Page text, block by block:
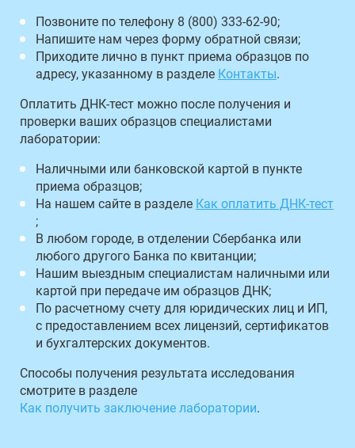
Позвоните по телефону 8 (800) 333-62-90;
Напишите нам через форму обратной связи;
Приходите лично в пункт приема образцов по
адресу, указанному в разделе Контакты.
Оплатить ДНК-тест можно после получения и
проверки ваших образцов специалистами
лаборатории:
Наличными или банковской картой в пункте
приема образцов;
На нашем сайте в разделе Как оплатить ДНК-тест
;
В любом городе, в отделении Сбербанка или
любого другого Банка по квитанции;
Нашим выездным специалистам наличными или
картой при передаче им образцов ДНК;
По расчетному счету для юридических лиц и ИП,
с предоставлением всех лицензий, сертификатов
и бухгалтерских документов.
Способы получения результата исследования
смотрите в разделе
Как получить заключение лаборатории.